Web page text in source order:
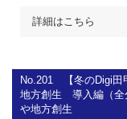
詳細はこちら
No.201
【冬のDigi
地方創生 導入編（全
や地方創生